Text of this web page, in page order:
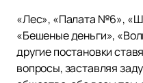
«Лес», «Палата №6»,
«Бешеные деньги»,
другие постановки
вопросы, заставляя